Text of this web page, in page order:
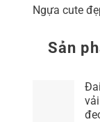
Ngựa cute
Sản